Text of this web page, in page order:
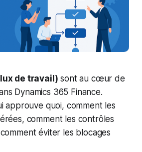
de travail) sont au cœur de
Dynamics 365 Finance.
approuve quoi, comment les
, comment les contrôles
comment éviter les blocages